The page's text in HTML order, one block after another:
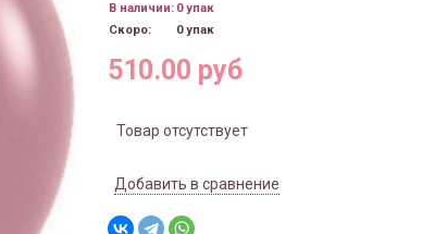
В наличии: 0 упак
Скоро:
0 упак
510.00 руб
Товар отсутствует
Добавить в сравнение